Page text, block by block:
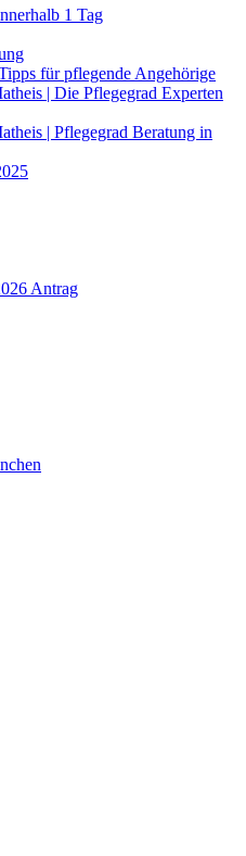
1 Tag
für pflegende Angehörige
| Die Pflegegrad Experten
| Pflegegrad Beratung in
Antrag